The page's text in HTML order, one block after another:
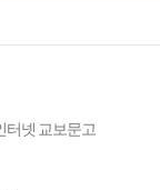
터넷 교보문고